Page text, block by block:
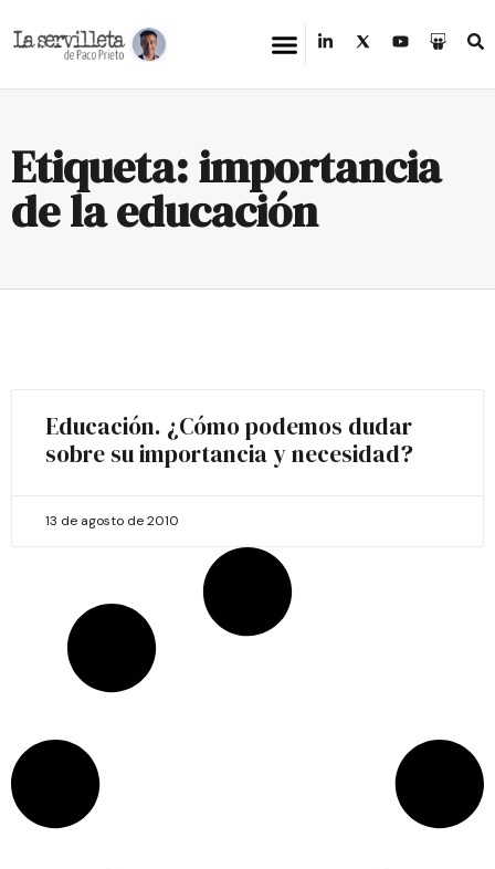
Etiqueta: importancia
de la educación
Educación. ¿Cómo podemos dudar
sobre su importancia y necesidad?
13 de agosto de 2010